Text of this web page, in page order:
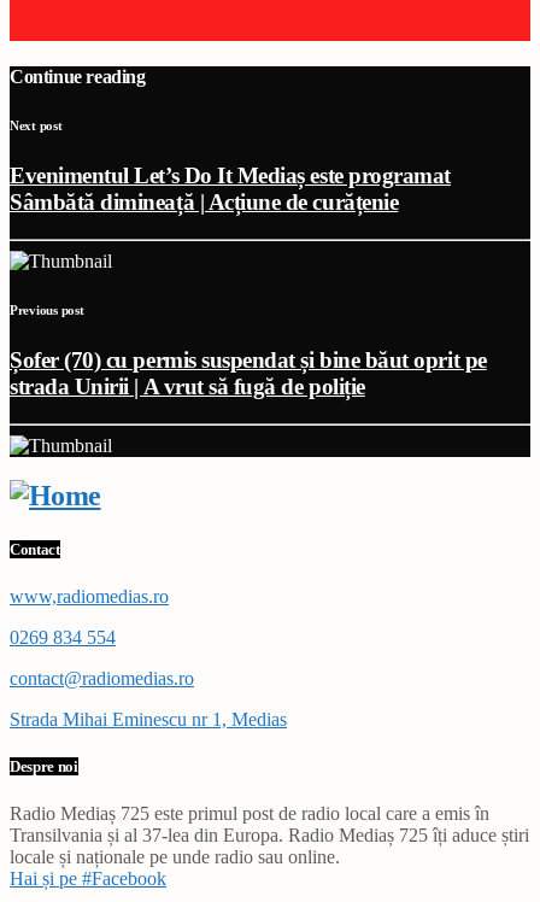
Continue reading
Next post
Evenimentul Let’s Do It Mediaș este programat
Sâmbătă dimineață | Acțiune de curățenie
Previous post
Șofer (70) cu permis suspendat și bine băut oprit pe
strada Unirii | A vrut să fugă de poliție
Contact
www,radiomedias.ro
0269 834 554
contact@radiomedias.ro
Strada Mihai Eminescu nr 1, Medias
Despre noi
Radio Mediaș 725 este primul post de radio local care a emis în
Transilvania și al 37-lea din Europa. Radio Mediaș 725 îți aduce știri
locale și naționale pe unde radio sau online.
Hai și pe #Facebook